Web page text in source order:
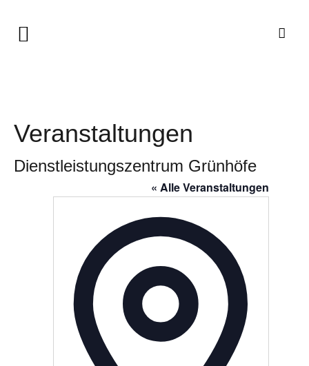
Veranstaltungen
Dienstleistungszentrum Grünhöfe
« Alle Veranstaltungen